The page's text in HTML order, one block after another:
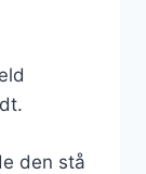
den stå